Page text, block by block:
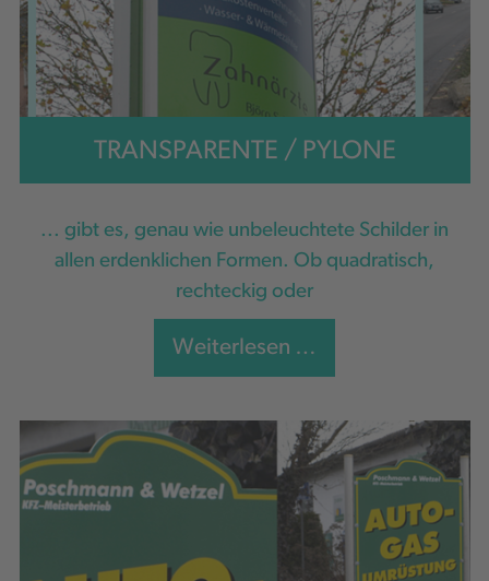
TRANSPARENTE / PYLONE
... gibt es, genau wie unbeleuchtete Schilder in
allen erdenklichen Formen. Ob quadratisch,
rechteckig oder
Weiterlesen …